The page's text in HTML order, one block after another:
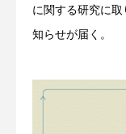
に関する研究に
知らせが届く。